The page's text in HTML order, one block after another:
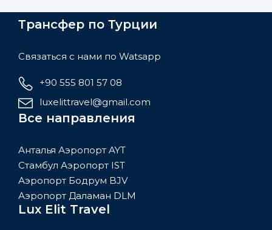
Трансфер по Турции
Связаться с нами по Watsapp
+90 555 801 57 08
luxelittravel@gmail.com
Все направления
Анталья Аэропорт AYT
Стамбул Аэропорт IST
Аэропорт Бодрум BJV
Аэропорт Даламан DLM
Lux Elit Travel